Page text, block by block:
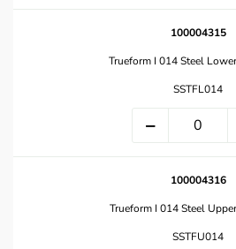
100004315
Trueform I 014 Steel
SSTFL014
100004316
Trueform I 014 Steel
SSTFU014